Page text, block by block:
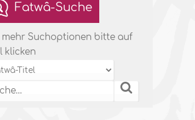
Fatwâ-Suche
mehr Suchoptionen bitte auf
klicken